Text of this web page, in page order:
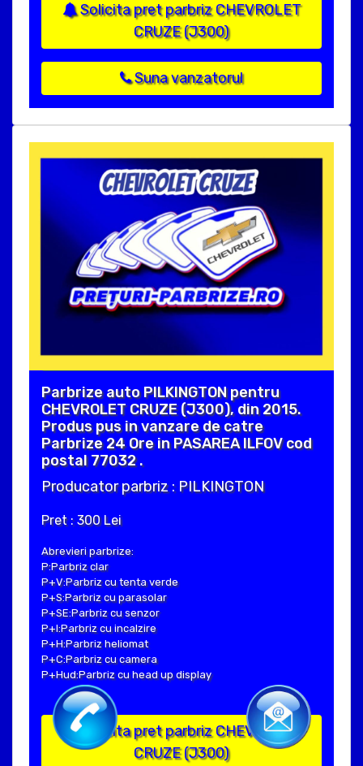
Solicita pret parbriz CHEVROLET
CRUZE (J300)
Suna vanzatorul
Parbrize auto PILKINGTON pentru
CHEVROLET CRUZE (J300), din 2015.
Produs pus in vanzare de catre
Parbrize 24 Ore in PASAREA ILFOV cod
postal 77032 .
Producator parbriz : PILKINGTON
Pret : 300 Lei
Abrevieri parbrize:
P:Parbriz clar
P+V:Parbriz cu tenta verde
P+S:Parbriz cu parasolar
P+SE:Parbriz cu senzor
P+I:Parbriz cu incalzire
P+H:Parbriz heliomat
P+C:Parbriz cu camera
P+Hud:Parbriz cu head up display
Solicita pret parbriz CHEVROLET
CRUZE (J300)